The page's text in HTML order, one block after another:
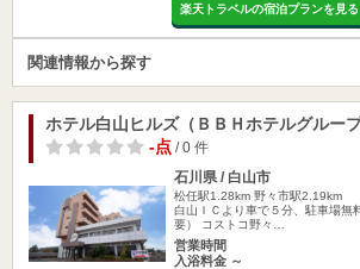
楽天トラベルの宿泊プランを見る
関連情報から探す
ホテル白山ヒルズ（ＢＢＨホテルグループ
-点/ 0 件
石川県 / 白山市
松任駅1.28km 野々市駅2.19km
白山ＩＣより車で５分、駐車場無
要） コストコ野々…
営業時間
入浴料金 ～